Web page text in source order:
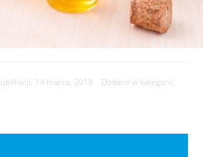
14 marca, 2018 Dodano w kategorii: